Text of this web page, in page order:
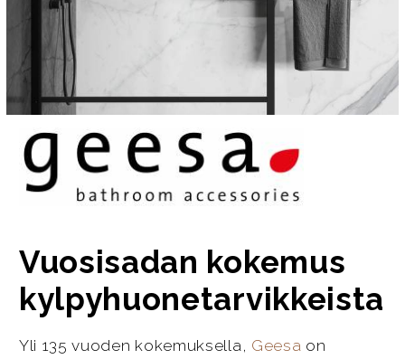
Vuosisadan kokemus
kylpyhuonetarvikkeista
Yli 135 vuoden kokemuksella, Geesa on